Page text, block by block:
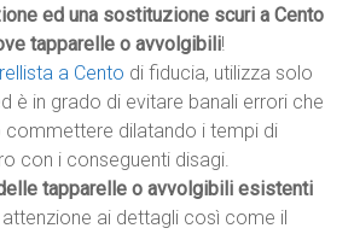
ed una sostituzione scuri a Cento
tapparelle o avvolgibili!
a Cento di fiducia, utilizza solo
è in grado di evitare banali errori che
commettere dilatando i tempi di
con i conseguenti disagi.
tapparelle o avvolgibili esistenti
ai dettagli così come il